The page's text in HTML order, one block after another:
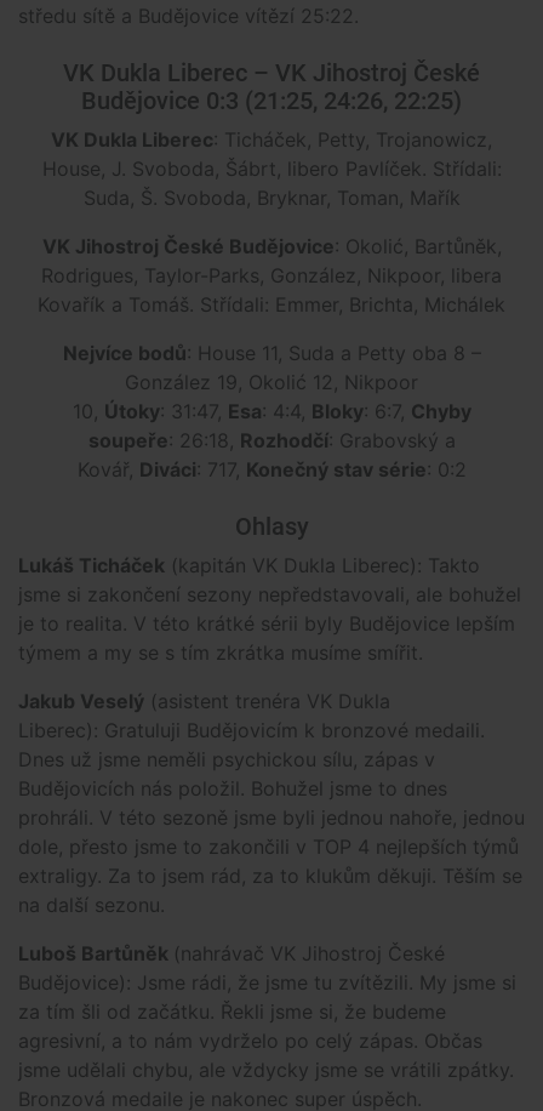
středu sítě a Budějovice vítězí 25:22.
VK Dukla Liberec – VK Jihostroj České
Budějovice 0:3 (21:25, 24:26, 22:25)
VK Dukla Liberec: Ticháček, Petty, Trojanowicz,
House, J. Svoboda, Šábrt, libero Pavlíček. Střídali:
Suda, Š. Svoboda, Bryknar, Toman, Mařík
VK Jihostroj České Budějovice: Okolić, Bartůněk,
Rodrigues, Taylor-Parks, González, Nikpoor, libera
Kovařík a Tomáš. Střídali: Emmer, Brichta, Michálek
Nejvíce bodů: House 11, Suda a Petty oba 8 –
González 19, Okolić 12, Nikpoor
10, Útoky: 31:47, Esa: 4:4, Bloky: 6:7, Chyby
soupeře: 26:18, Rozhodčí: Grabovský a
Kovář, Diváci: 717, Konečný stav série: 0:2
Ohlasy
Lukáš Ticháček (kapitán VK Dukla Liberec): Takto
jsme si zakončení sezony nepředstavovali, ale bohužel
je to realita. V této krátké sérii byly Budějovice lepším
týmem a my se s tím zkrátka musíme smířit.
Jakub Veselý (asistent trenéra VK Dukla
Liberec): Gratuluji Budějovicím k bronzové medaili.
Dnes už jsme neměli psychickou sílu, zápas v
Budějovicích nás položil. Bohužel jsme to dnes
prohráli. V této sezoně jsme byli jednou nahoře, jednou
dole, přesto jsme to zakončili v TOP 4 nejlepších týmů
extraligy. Za to jsem rád, za to klukům děkuji. Těším se
na další sezonu.
Luboš Bartůněk (nahrávač VK Jihostroj České
Budějovice): Jsme rádi, že jsme tu zvítězili. My jsme si
za tím šli od začátku. Řekli jsme si, že budeme
agresivní, a to nám vydrželo po celý zápas. Občas
jsme udělali chybu, ale vždycky jsme se vrátili zpátky.
Bronzová medaile je nakonec super úspěch.